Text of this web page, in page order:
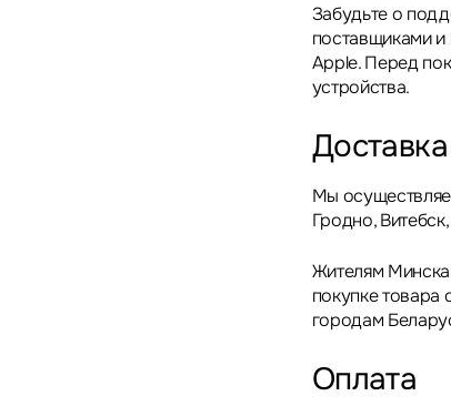
Забудьте о
поставщиками и
Apple. Перед
устройства.
Доставка
Мы
Гродно,
Жителям
покупке товара
городам
Оплата